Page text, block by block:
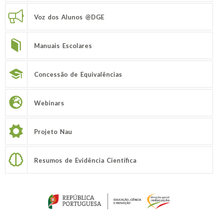
Voz dos Alunos @DGE
Manuais Escolares
Concessão de Equivalências
Webinars
Projeto Nau
Resumos de Evidência Científica